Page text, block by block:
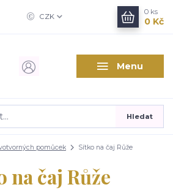
Menu
CZK
Hledat
0 ks
0 Kč
pomůcek Sítko na čaj Růže
na čaj Růže